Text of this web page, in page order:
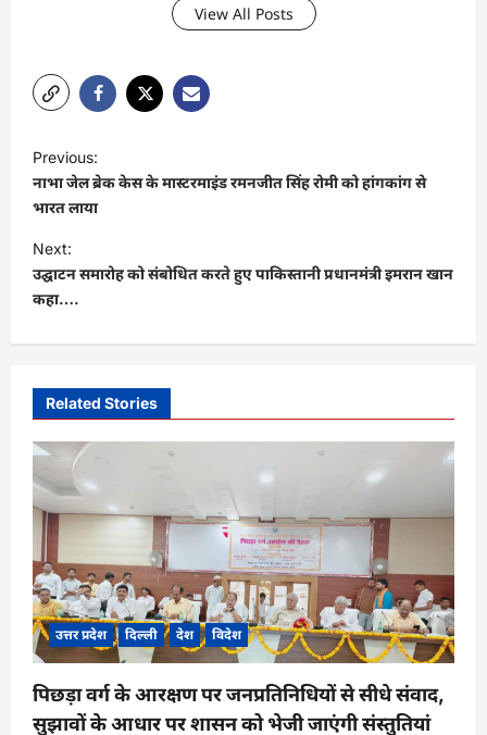
View All Posts
P
o
s
t
n
a
v
g
a
t
i
o
n
Previous:
नाभा जेल ब्रेक केस के मास्टरमाइंड रमनजीत सिंह रोमी को हांगकांग से
भारत लाया
Next:
उद्घाटन समारोह को संबोधित करते हुए पाकिस्तानी प्रधानमंत्री इमरान खान
कहा….
Related Stories
उत्तर प्रदेश दिल्ली देश विदेश
पिछड़ा वर्ग के आरक्षण पर जनप्रतिनिधियों से सीधे संवाद,
सुझावों के आधार पर शासन को भेजी जाएंगी संस्तुतियां